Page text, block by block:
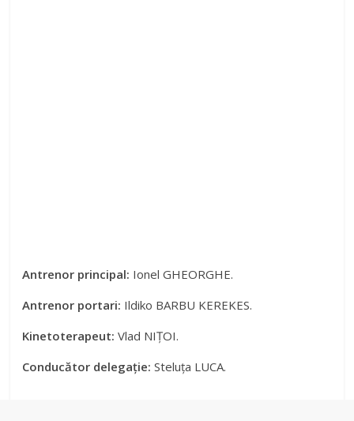
Antrenor principal: Ionel GHEORGHE.
Antrenor portari: Ildiko BARBU KEREKES.
Kinetoterapeut: Vlad NIȚOI.
Conducător delegație: Steluța LUCA.